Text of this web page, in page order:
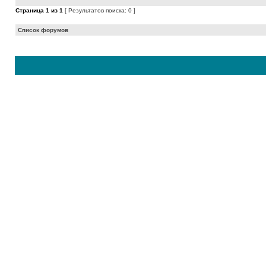
Страница 1 из 1 [ Результатов поиска: 0 ]
Список форумов